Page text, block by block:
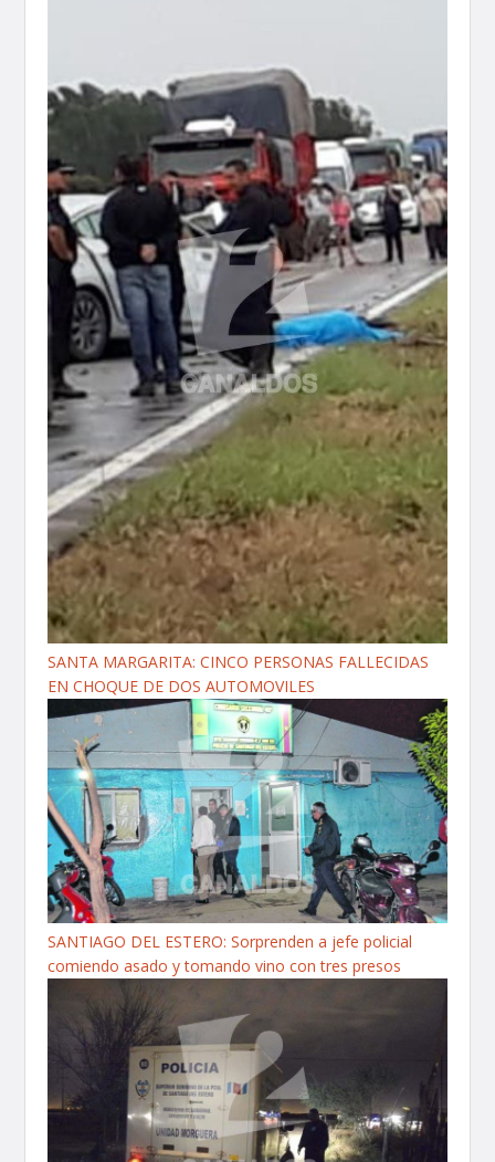
SANTA MARGARITA: CINCO PERSONAS FALLECIDAS
EN CHOQUE DE DOS AUTOMOVILES
SANTIAGO DEL ESTERO: Sorprenden a jefe policial
comiendo asado y tomando vino con tres presos